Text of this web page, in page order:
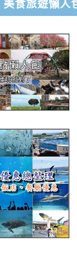
美食旅遊懶人